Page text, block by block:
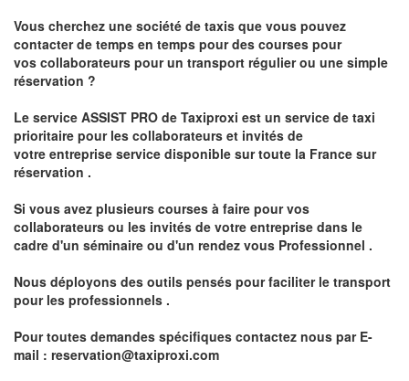
Vous cherchez une société de taxis que vous pouvez
contacter de temps en temps pour des courses pour
vos collaborateurs pour un transport régulierou une simple
réservation ?
Le service ASSIST PRO de Taxiproxi est un service de taxi
prioritaire pour les collaborateurs et invités de
votre entreprise service disponible sur toute la France sur
réservation .
Si vous avez plusieurs courses à faire pour vos
collaborateurs ou les invités de votre entreprise dans le
cadre d'un séminaire ou d'un rendez vous Professionnel .
Nous déployons des outils pensés pour faciliter le transport
pour les professionnels .
Pour toutes demandes spécifiques contactez nous par E-
mail : reservation@taxiproxi.com